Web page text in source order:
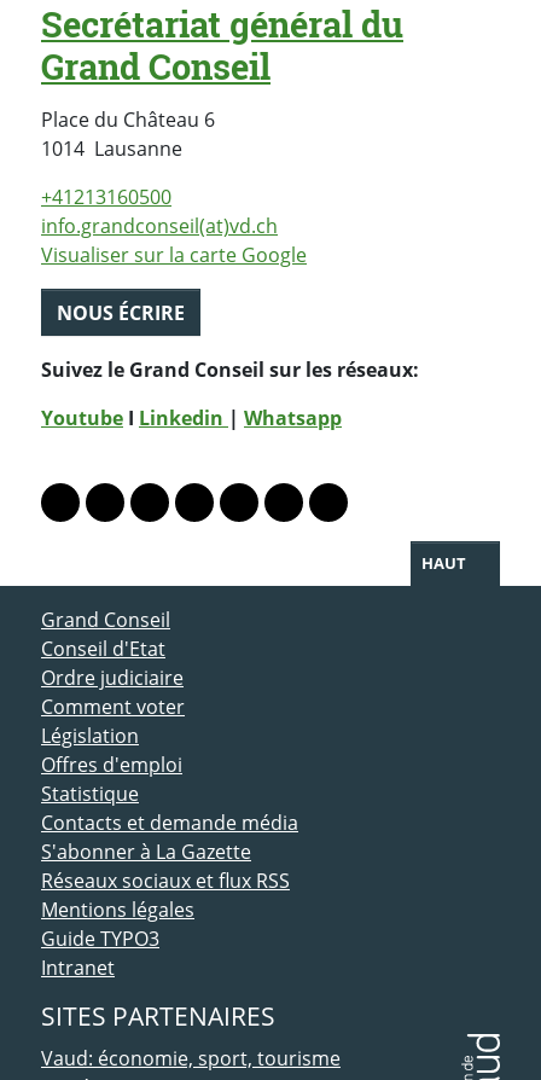
Secrétariat général du
Grand Conseil
Place du Château 6
1014 LausanneSuisse
+41213160500
info.grandconseil(at)vd.ch
Visualiser sur la carte Google
NOUS ÉCRIRE
Suivez le Grand Conseil sur les réseaux:
Youtube I Linkedin | Whatsapp
Lien vers le profil Mastodon
Lien vers le profil Bluesky
Lien vers le profil Instagram
Lien vers le profil Linkedin
Lien vers le profil Facebook
Lien vers le profil Twitter
Partager par WhatsApp
HAUT
ACCÈS DIRECT
Grand Conseil
Conseil d'Etat
Ordre judiciaire
Comment voter
Législation
Offres d'emploi
Statistique
Contacts et demande média
S'abonner à La Gazette
Réseaux sociaux et flux RSS
Mentions légales
Guide TYPO3
Intranet
SITES PARTENAIRES
Vaud: économie, sport, tourisme